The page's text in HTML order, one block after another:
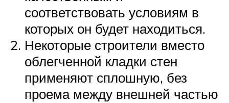
соответствовать условиям в
которых он будет находиться.
Некоторые строители вместо
облегченной кладки стен
применяют сплошную, без
проема между внешней частью